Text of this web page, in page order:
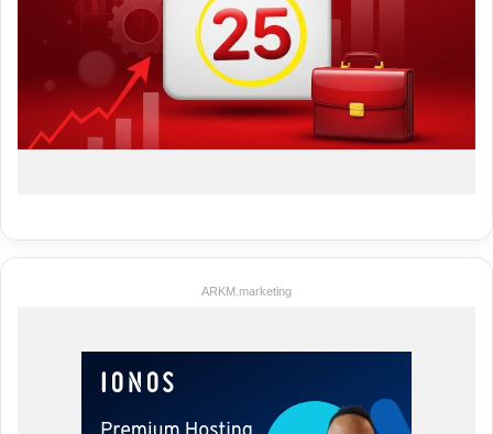
ARKM.marketing